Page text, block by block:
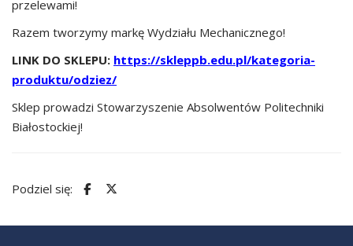
przelewami!
Razem tworzymy markę Wydziału Mechanicznego!
LINK DO SKLEPU: https://skleppb.edu.pl/kategoria-
produktu/odziez/
Sklep prowadzi Stowarzyszenie Absolwentów Politechniki
Białostockiej!
Podziel się: